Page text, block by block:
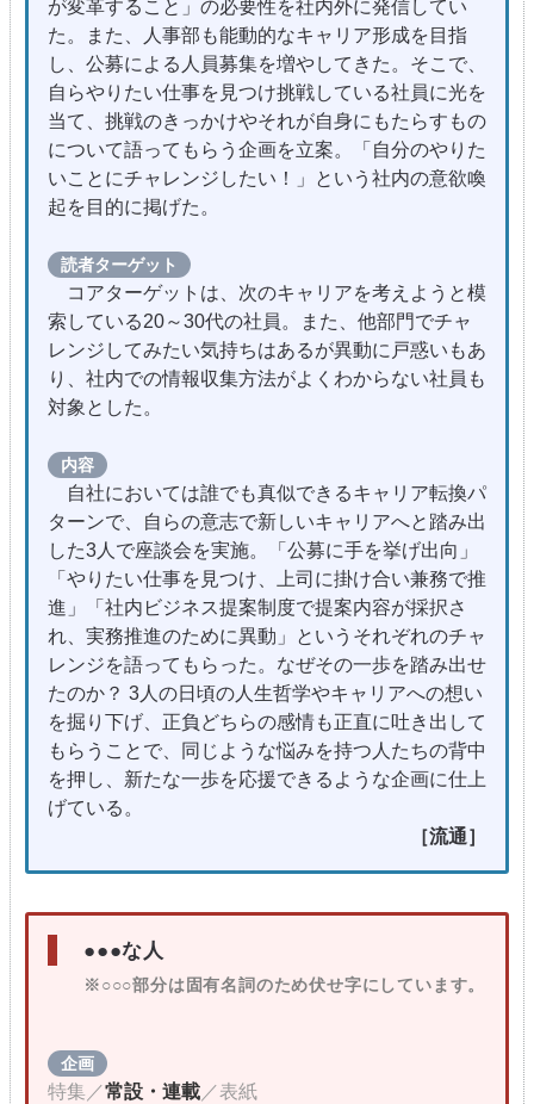
が変革すること」の必要性を社内外に発信してい
た。また、人事部も能動的なキャリア形成を目指
し、公募による人員募集を増やしてきた。そこで、
自らやりたい仕事を見つけ挑戦している社員に光を
当て、挑戦のきっかけやそれが自身にもたらすもの
について語ってもらう企画を立案。「自分のやりた
いことにチャレンジしたい！」という社内の意欲喚
起を目的に掲げた。
読者ターゲット
コアターゲットは、次のキャリアを考えようと模
索している20～30代の社員。また、他部門でチャ
レンジしてみたい気持ちはあるが異動に戸惑いもあ
り、社内での情報収集方法がよくわからない社員も
対象とした。
内容
自社においては誰でも真似できるキャリア転換パ
ターンで、自らの意志で新しいキャリアへと踏み出
した3人で座談会を実施。「公募に手を挙げ出向」
「やりたい仕事を見つけ、上司に掛け合い兼務で推
進」「社内ビジネス提案制度で提案内容が採択さ
れ、実務推進のために異動」というそれぞれのチャ
レンジを語ってもらった。なぜその一歩を踏み出せ
たのか？ 3人の日頃の人生哲学やキャリアへの想い
を掘り下げ、正負どちらの感情も正直に吐き出して
もらうことで、同じような悩みを持つ人たちの背中
を押し、新たな一歩を応援できるような企画に仕上
げている。
［流通］
●●●な人
※○○○部分は固有名詞のため伏せ字にしています。
企画
特集／常設・連載 ／表紙